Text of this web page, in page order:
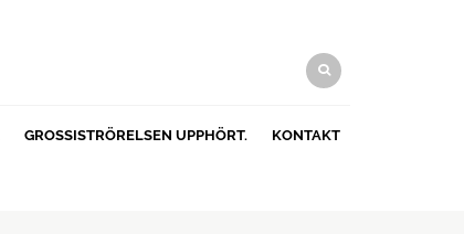
GROSSISTRÖRELSEN UPPHÖRT. KONTAKT